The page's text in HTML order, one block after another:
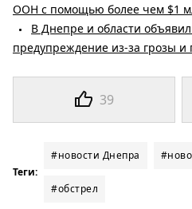
39
ООН с помощью более чем $1
В Днепре и области
предупреждение из-за грозы и
Теги:
#новости Днепра
#обстрел